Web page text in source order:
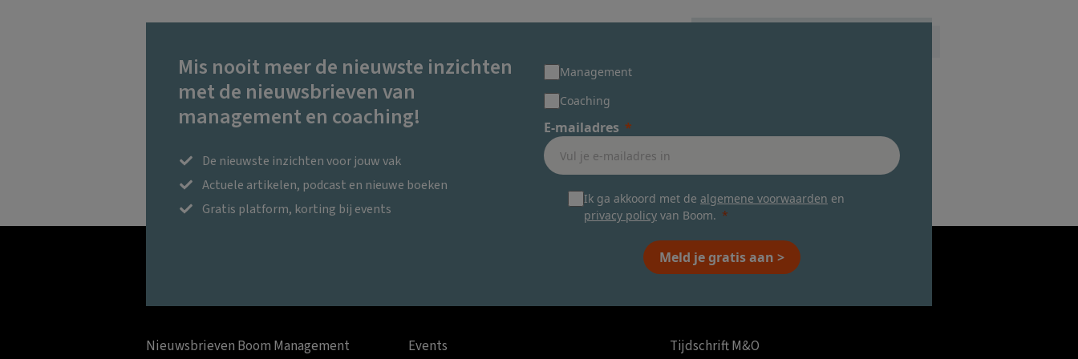
Mis nooit meer de nieuwste inzichten
met de nieuwsbrieven van
management en coaching!
De nieuwste inzichten voor jouw vak
Actuele artikelen, podcast en nieuwe boeken
Gratis platform, korting bij events
Management
Coaching
E-mailadres
Ik ga akkoord met de algemene voorwaarden en
privacy policy van Boom.
Meld je gratis aan >
Nieuwsbrieven Boom Management Events Tijdschrift M&O